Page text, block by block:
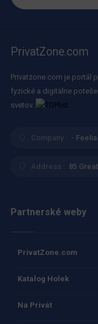
PrivatZone.com
Privatzone.com je portál
fyzické a digitálne
svetov.
Company : - Feelia
Address : 85
Partnerské weby
PrivatZone.com
Katalog Holek
Na Privát